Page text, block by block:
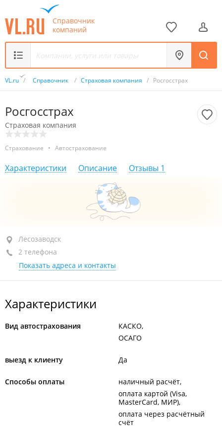
Справочник
компаний
VL.ru / Справочник / Страховая компания / Росгосстрах
Росгосстрах
Страховая компания
Страхование • Автострахование
Характеристики Описание Отзывы 1
Лесозаводск, ул. Калининская, 37
+7 (423-55) 2-41-31
закрыто, откроется в 10:00
Лесозаводск
2 телефона
Показать адреса и контакты
Характеристики
Вид автострахования
КАСКО
ОСАГО
выезд к клиенту Да
Способы оплаты
наличный расчёт
оплата картой (Visa,
MasterCard, МИР)
оплата через расчётный
счёт